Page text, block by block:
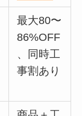
最大80〜
86%OFF
、同時工
事割あり